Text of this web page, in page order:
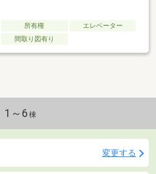
所有権
エレベーター
間取り図有り
1～6 棟
変更する